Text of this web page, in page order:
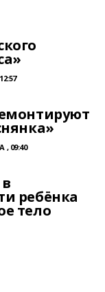
, 09:40
ребёнка
тело